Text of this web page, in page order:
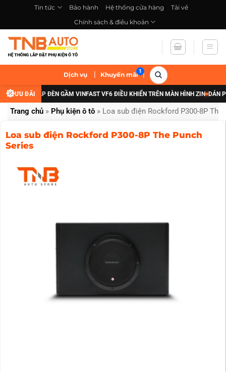
nội
dung
Tin tức Bảo hành Hệ thống cửa hàng
Tải về
Chính sách & điều khoản
Dịch vụ | Khuyến mãi |
ƯU ĐÃI
NÂNG CẤP ĐÈN GẦM VINFAST VF6 ĐIỀU KHIỂN TRÊN MÀN HÌNH ZIN DÁN
Trang chủ » Phụ kiện ô tô » Loa sub điện Rockford P300-8P The
Loa sub điện Rockford P300-8P The Punch
Series